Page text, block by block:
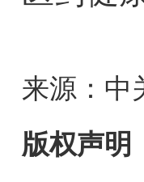
来源：中
版权声明